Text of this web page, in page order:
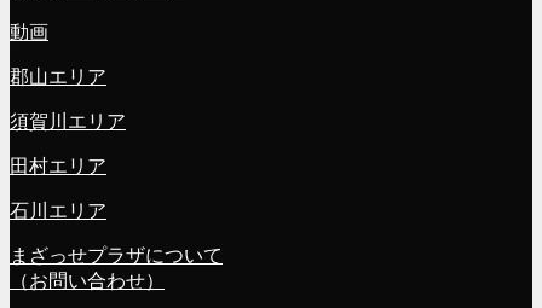
動画
郡山エリア
須賀川エリア
田村エリア
石川エリア
まざっせプラザについて
（お問い合わせ）